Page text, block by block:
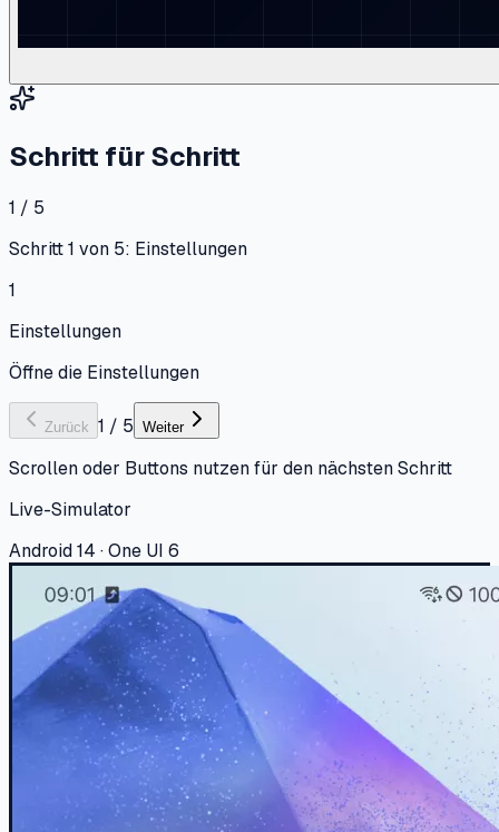
Schritt für Schritt
1 / 5
Schritt 1 von 5: Einstellungen
1
Einstellungen
Öffne die Einstellungen
Zurück 1 / 5 Weiter
Scrollen oder Buttons nutzen für den nächsten Schritt
Live-Simulator
Android 14 · One UI 6